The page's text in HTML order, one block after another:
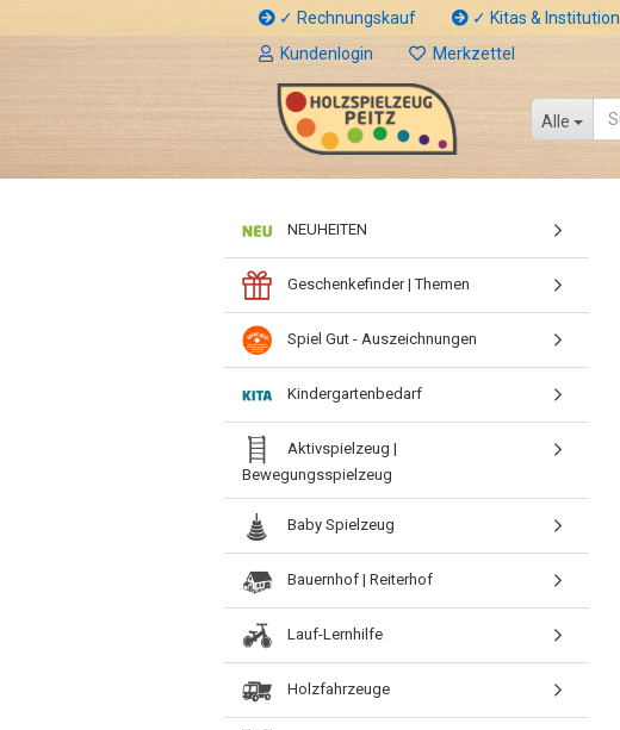
✓ Rechnungskauf ✓ Kitas & Institution
Kundenlogin
Merkzettel
Alle
NEUHEITEN
Geschenkefinder | Themen
Spiel Gut - Auszeichnungen
Kindergartenbedarf
Aktivspielzeug |
Bewegungsspielzeug
Baby Spielzeug
Bauernhof | Reiterhof
Lauf-Lernhilfe
Holzfahrzeuge